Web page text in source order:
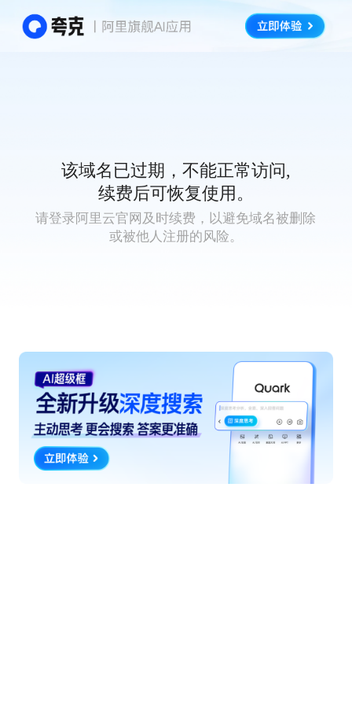
该域名已过期，不能正常访问,
续费后可恢复使用。
请登录阿里云官网及时续费，以避免域名被删除
或被他人注册的风险。